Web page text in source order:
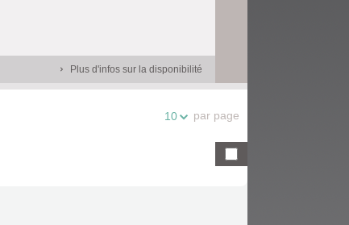
Plus d'infos sur la disponibilité
10 par page